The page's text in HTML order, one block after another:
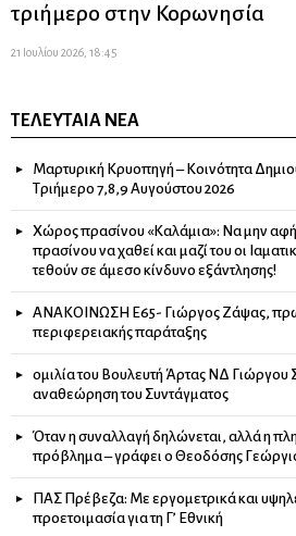
τριήμερο στην Κορωνησία
21 Ιουλίου 2026, 18:45
ΤΕΛΕΥΤΑΊΑ ΝΈΑ
Μαρτυρική Κρυοπηγή – Κοινότητα
Τριήμερο 7,8,9 Αυγούστου 2026
Χώρος πρασίνου «Καλάμια»: Να μην
πρασίνου να χαθεί και μαζί του οι
τεθούν σε άμεσο κίνδυνο εξάντλησης!
ΑΝΑΚΟΙΝΩΣΗ Ε65- Γιώργος Ζάψας,
περιφερειακής παράταξης
ομιλία του Βουλευτή Άρτας ΝΔ Γιώργου
αναθεώρηση του Συντάγματος
Όταν η συναλλαγή δηλώνεται, αλλά η
πρόβλημα – γράφει ο Θεοδόσης
ΠΑΣ Πρέβεζα: Με εργομετρικά και
προετοιμασία για τη Γ’ Εθνική